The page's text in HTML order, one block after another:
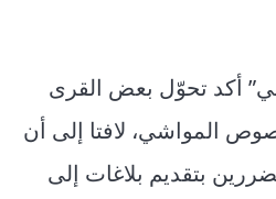
أكد تحوّل بعض القرى
المواشي، لافتا إلى أن
بتقديم بلاغات إلى